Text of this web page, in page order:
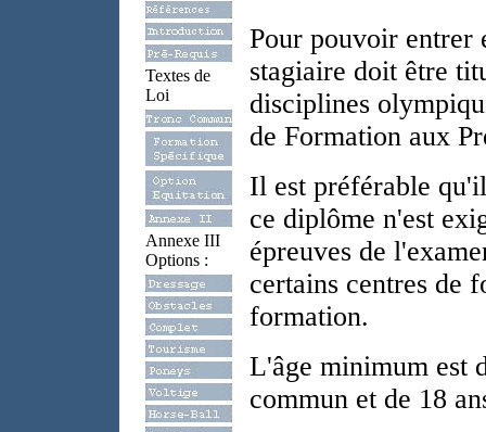
Textes de
Loi
Annexe III
Options :
Pour pouvoir entrer
stagiaire doit être
disciplines
de Formation aux
Il est préférable
ce diplôme n'est
épreuves de
certains centres de
formation.
L'âge minimum est
commun et de 18